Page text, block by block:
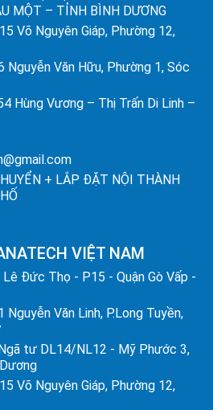
MỘT – TỈNH BÌNH DƯƠNG
Võ Nguyên Giáp, Phường 12,
Nguyễn Văn Hữu, Phường 1, Sóc
Hùng Vương – Thị Trấn Di Linh –
+ LẮP ĐẶT NỘI THÀNH
VIỆT NAM
Lê Đức Thọ - P15 - Quận Gò Vấp -
Nguyễn Văn Linh, P.Long Tuyền,
tư DL14/NL12 - Mỹ Phước 3,
Võ Nguyên Giáp, Phường 12,